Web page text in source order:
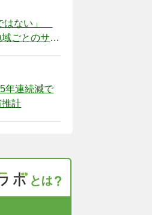
はない」
ごとのサー
年連続減で
計